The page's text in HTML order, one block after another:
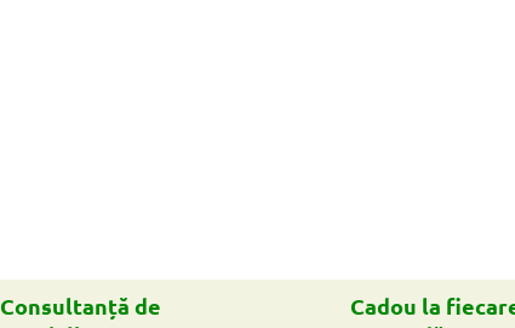
Consultanță de
Cadou la